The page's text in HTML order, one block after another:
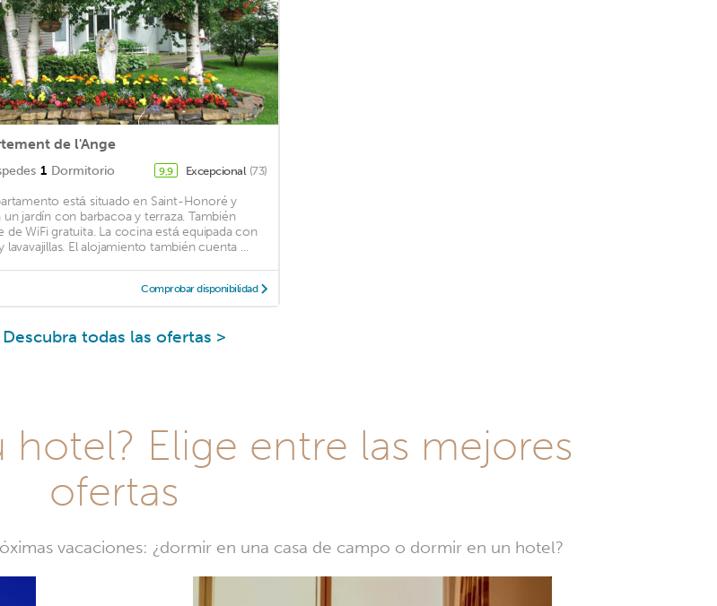
de l'Ange
1 Dormitorio 9,9 Excepcional (73)
está situado en Saint-Honoré y
un jardín con barbacoa y terraza. También
de WiFi gratuita. La cocina está equipada con
lavavajillas. El alojamiento también cuenta ...
Comprobar disponibilidad
Descubra todas las ofertas >
hotel? Elige entre las mejores
ofertas
vacaciones: ¿dormir en una casa de campo o dormir en un hotel?